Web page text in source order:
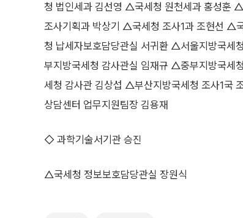
청 법인세과 김선영 △국세청 원천세과 홍성훈
조사기획과 박상기 △국세청 조사1과 조현선 △
청 납세자보호담당관실 서귀환 △서울지방국
부지방국세청 감사관실 임재규 △중부지방국세
세청 감사관 김상섭 △부산지방국세청 조사1국
상담센터 업무지원팀장 김용재
◇ 과학기술서기관 승진
△국세청 정보보호담당관실 장원식